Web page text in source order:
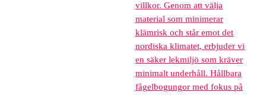
villkor. Genom att välja
material som minimerar
klämrisk och står emot det
nordiska klimatet, erbjuder vi
en säker lekmiljö som kräver
minimalt underhåll. Hållbara
fågelbogungor med fokus på